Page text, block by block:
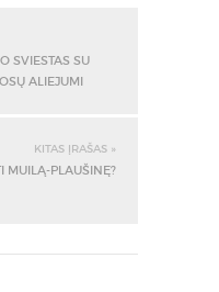
SVIESTAS SU
ALIEJUMI
KITAS ĮRAŠAS »
MUILĄ-PLAUŠINĘ?